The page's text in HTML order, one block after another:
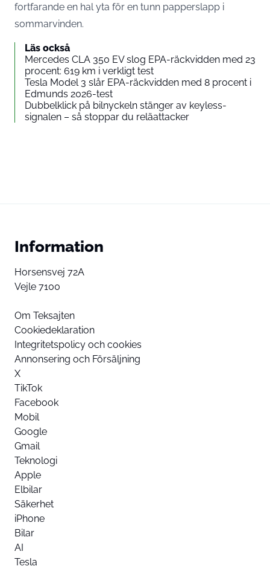
fortfarande en hal yta för en tunn papperslapp i
sommarvinden.
Läs också
Mercedes CLA 350 EV slog EPA-räckvidden med 23
procent: 619 km i verkligt test
Tesla Model 3 slår EPA-räckvidden med 8 procent i
Edmunds 2026-test
Dubbelklick på bilnyckeln stänger av keyless-
signalen – så stoppar du reläattacker
Information
Horsensvej 72A
Vejle 7100
Om Teksajten
Cookiedeklaration
Integritetspolicy och cookies
Annonsering och Försäljning
X
TikTok
Facebook
Mobil
Google
Gmail
Teknologi
Apple
Elbilar
Säkerhet
iPhone
Bilar
AI
Tesla